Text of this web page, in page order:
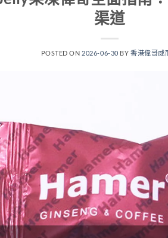
渠道
POSTED ON 2026-06-30 BY香港偉哥威